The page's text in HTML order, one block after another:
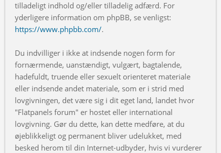
tilladeligt indhold og/eller tilladelig adfærd. For
yderligere information om phpBB, se venligst:
https://www.phpbb.com/.
Du indvilliger i ikke at indsende nogen form for
fornærmende, uanstændigt, vulgært, bagtalende,
hadefuldt, truende eller sexuelt orienteret materiale
eller indsende andet materiale, som er i strid med
lovgivningen, det være sig i dit eget land, landet hvor
"Flatpanels forum" er hostet eller international
lovgivning. Gør du dette, kan dette medføre, at du
øjeblikkeligt og permanent bliver udelukket, med
besked herom til din Internet-udbyder, hvis vi vurderer